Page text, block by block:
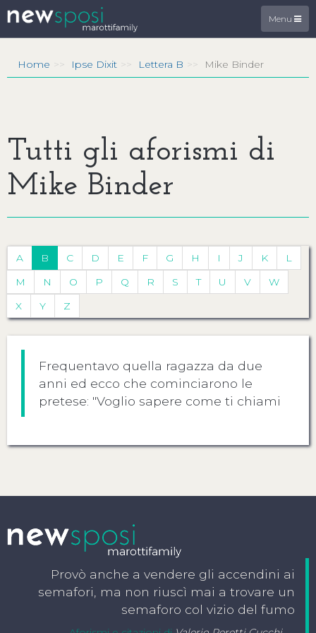
Menu
Home Ipse Dixit Lettera B Mike Binder
Tutti gli aforismi di
Mike Binder
A B C D E F G H I J K
L
M
N O P Q R S T U V
W
X
Y Z
Frequentavo quella ragazza da due
anni ed ecco che cominciarono le
pretese: "Voglio sapere come ti chiami
Provò anche a vendere gli accendini ai
semafori, ma non riuscì mai a trovare un
semaforo col vizio del fumo